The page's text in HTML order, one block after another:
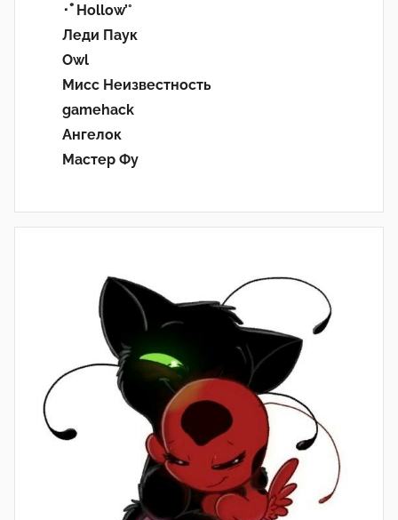
･ﾟHollow’°
Леди Паук
Owl
Мисс Неизвестность
gamehack
Ангелок
Мастер Фу